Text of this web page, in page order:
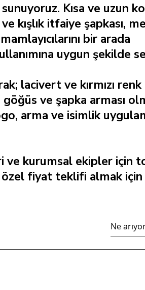
Kısa ve uzun
kışlık itfaiye şapkası,
bir arada
uygun şekilde
lacivert ve kırmızı renk
ve şapka arması
arma ve isimlik
ve kurumsal ekipler için
özel fiyat teklifi almak için